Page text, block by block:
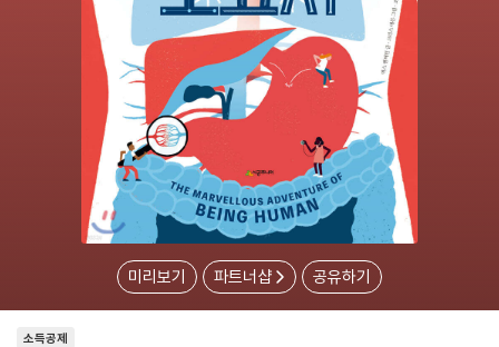
미리보기 파트너샵 공유하기
소득공제